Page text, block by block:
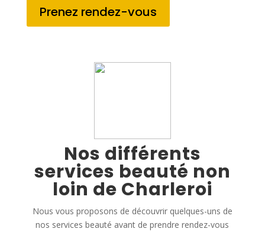
Prenez rendez-vous
Nos différents
services beauté non
loin de Charleroi
Nous vous proposons de découvrir quelques-uns de
nos services beauté avant de prendre rendez-vous